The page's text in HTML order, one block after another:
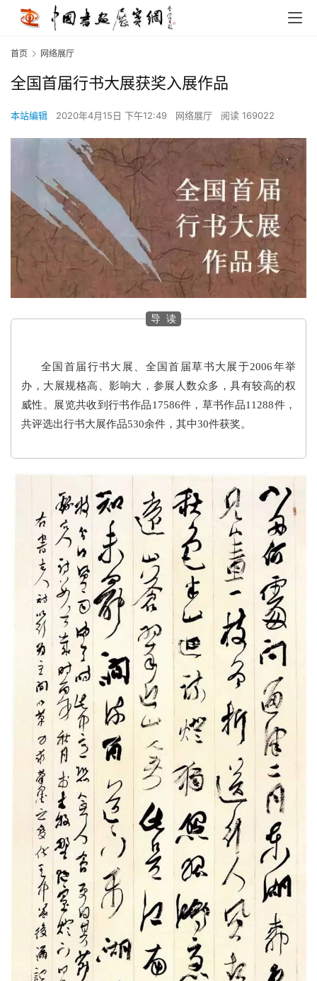
首页 网络展厅
全国首届行书大展获奖入展作品
本站编辑 2020年4月15日 下午12:49 网络展厅 阅读 169022
导 读
全国首届行书大展、全国首届草书大展于2006年举
办，大展规格高、影响大，参展人数众多，具有较高的权
威性。展览共收到行书作品17586件，草书作品11288件，
共评选出行书大展作品530余件，其中30件获奖。